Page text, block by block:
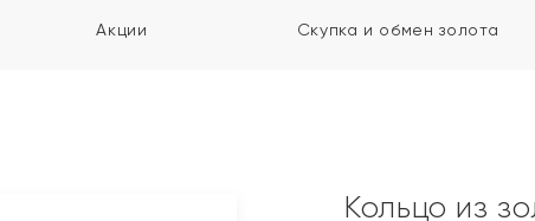
Акции Скупка и обмен золота
Кольцо из